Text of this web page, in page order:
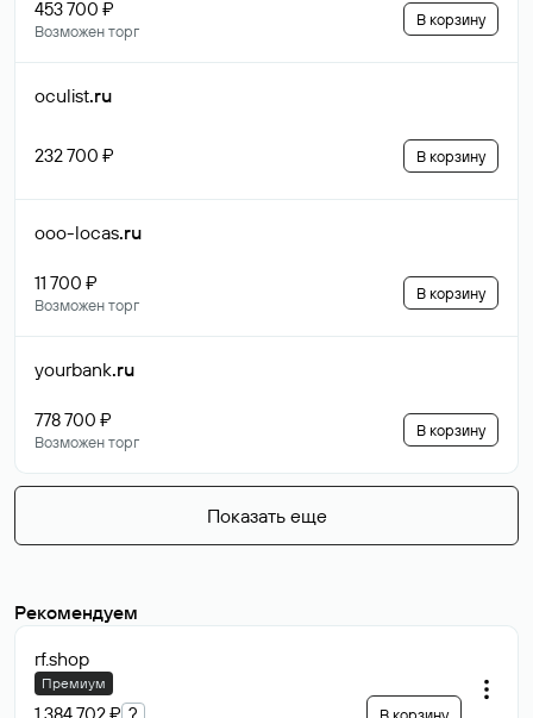
453 700 ₽
Возможен торг
В корзину
oculist.ru
232 700 ₽ В корзину
ooo-locas.ru
11 700 ₽
Возможен торг
В корзину
yourbank.ru
778 700 ₽
Возможен торг
В корзину
Показать еще
Рекомендуем
rf.shop
Премиум